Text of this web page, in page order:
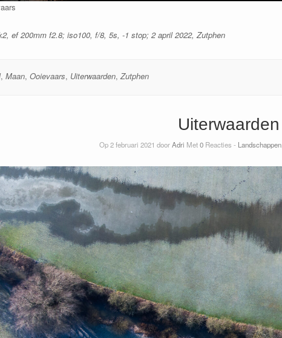
ef 200mm f2.8; iso100, f/8, 5s, -1 stop; 2 april 2022, Zutphen
, Maan, Ooievaars, Uiterwaarden,Zutphen
Uiterwaarden
Op 2 februari 2021 doorAdri Met0 Reacties - Landschappen